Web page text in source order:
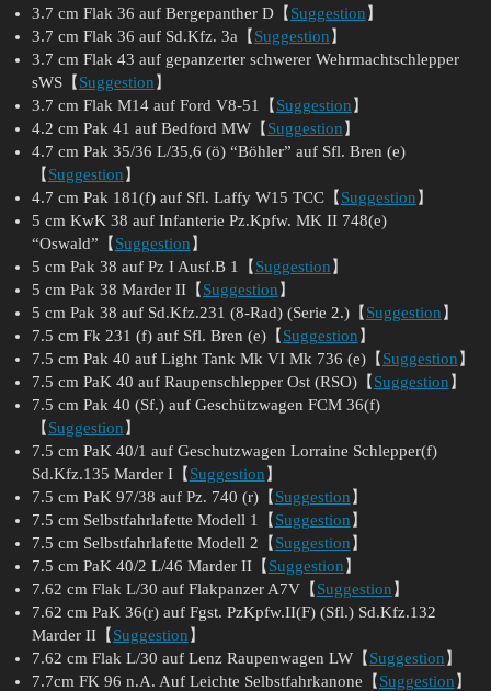
3.7 cm Flak 36 auf Bergepanther D【 Suggestion 】
3.7 cm Flak 36 auf Sd.Kfz. 3a【 Suggestion 】
3.7 cm Flak 43 auf gepanzerter schwerer Wehrmachtschlepper
sWS【 Suggestion 】
3.7 cm Flak M14 auf Ford V8-51【 Suggestion 】
4.2 cm Pak 41 auf Bedford MW【 Suggestion 】
4.7 cm Pak 35/36 L/35,6 (ö) “Böhler” auf Sfl. Bren (e)
【 Suggestion 】
4.7 cm Pak 181(f) auf Sfl. Laffy W15 TCC【 Suggestion 】
5 cm KwK 38 auf Infanterie Pz.Kpfw. MK II 748(e)
“Oswald”【 Suggestion 】
5 cm Pak 38 auf Pz I Ausf.B 1【 Suggestion 】
5 cm Pak 38 Marder II【 Suggestion 】
5 cm Pak 38 auf Sd.Kfz.231 (8-Rad) (Serie 2.)【 Suggestion 】
7.5 cm Fk 231 (f) auf Sfl. Bren (e)【 Suggestion 】
7.5 cm Pak 40 auf Light Tank Mk VI Mk 736 (e)【 Suggestion 】
7.5 cm PaK 40 auf Raupenschlepper Ost (RSO)【 Suggestion 】
7.5 cm Pak 40 (Sf.) auf Geschützwagen FCM 36(f)
【 Suggestion 】
7.5 cm PaK 40/1 auf Geschutzwagen Lorraine Schlepper(f)
Sd.Kfz.135 Marder I【 Suggestion 】
7.5 cm PaK 97/38 auf Pz. 740 (r)【 Suggestion 】
7.5 cm Selbstfahrlafette Modell 1【 Suggestion 】
7.5 cm Selbstfahrlafette Modell 2【 Suggestion 】
7.5 cm PaK 40/2 L/46 Marder II【 Suggestion 】
7.62 cm Flak L/30 auf Flakpanzer A7V【 Suggestion 】
7.62 cm PaK 36(r) auf Fgst. PzKpfw.II(F) (Sfl.) Sd.Kfz.132
Marder II【 Suggestion 】
7.62 cm Flak L/30 auf Lenz Raupenwagen LW【 Suggestion 】
7.7cm FK 96 n.A. Auf Leichte Selbstfahrkanone【 Suggestion 】